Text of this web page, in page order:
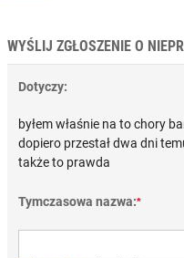
WYŚLIJ ZGŁOSZENIE O
Dotyczy:
byłem właśnie na to chory
dopiero przestał dwa dni
także to prawda
Tymczasowa nazwa:*